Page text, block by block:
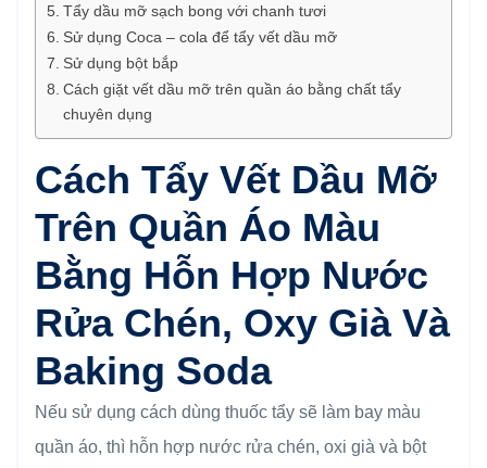
Tẩy dầu mỡ sạch bong với chanh tươi
Sử dụng Coca – cola để tẩy vết dầu mỡ
Sử dụng bột bắp
Cách giặt vết dầu mỡ trên quần áo bằng chất tẩy
chuyên dụng
Cách Tẩy Vết Dầu Mỡ
Trên Quần Áo Màu
Bằng Hỗn Hợp Nước
Rửa Chén, Oxy Già Và
Baking Soda
Nếu sử dụng cách dùng thuốc tẩy sẽ làm bay màu
quần áo, thì hỗn hợp nước rửa chén, oxi già và bột